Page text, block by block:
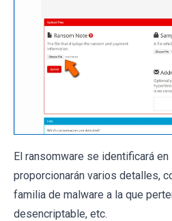
El ransomware se identificará
proporcionarán varios detalles,
familia de malware a la que
desencriptable, etc.